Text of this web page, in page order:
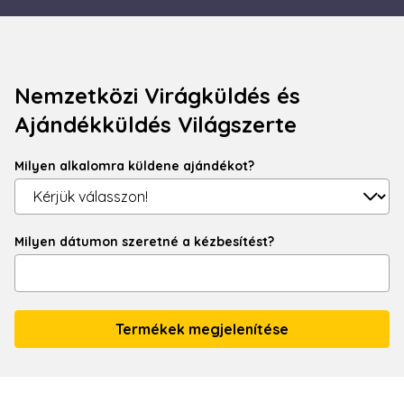
Nemzetközi Virágküldés és
Ajándékküldés Világszerte
Milyen alkalomra küldene ajándékot?
Milyen dátumon szeretné a kézbesítést?